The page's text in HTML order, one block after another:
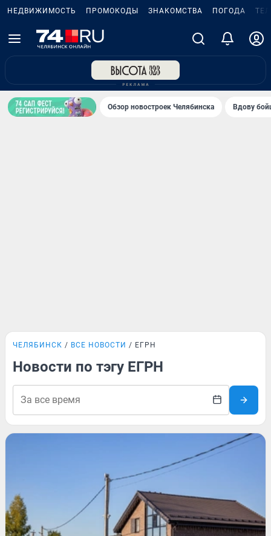
НЕДВИЖИМОСТЬ ПРОМОКОДЫ ЗНАКОМСТВА ПОГОДА
Обзор новостроек Челябинска Вдову
ЧЕЛЯБИНСК ВСЕ НОВОСТИ ЕГРН
Новости по тэгу ЕГРН